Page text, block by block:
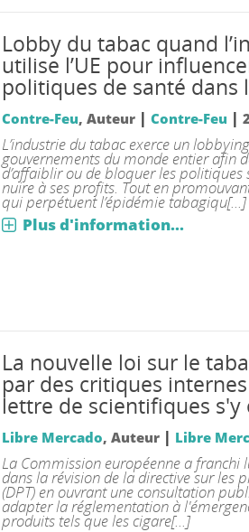
Lobby du tabac quand
utilise l’UE pour
politiques de santé dans
Contre-Feu, Auteur | Contre-Feu |
L’industrie du tabac exerce un
gouvernements du monde entier afin
d’affaiblir ou de bloquer les politiques
nuire à ses profits. Tout en
qui perpétuent l’épidémie tabagiqu[...]
Plus d'information...
La nouvelle loi sur le
par des critiques
lettre de scientifiques s'y
Libre Mercado, Auteur | Libre
La Commission européenne a franchi
dans la révision de la directive sur les
(DPT) en ouvrant une consultation
adapter la réglementation à
produits tels que les cigare[...]